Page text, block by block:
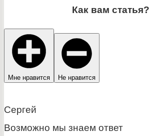
Как вам статья?
Мне нравится Не нравится
Сергей
Возможно мы знаем ответ